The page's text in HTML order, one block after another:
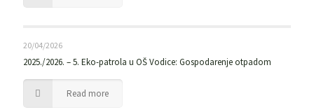
20/04/2026
2025./2026. – 5. Eko-patrola u OŠ Vodice: Gospodarenje otpadom
Read more